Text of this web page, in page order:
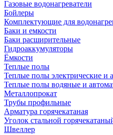
Газовые водонагреватели
Бойлеры
Комплектующие для
Баки и емкости
Баки расширительные
Гидроаккумуляторы
Ёмкости
Теплые полы
Теплые полы электрические и
Теплые полы водяные и
Металлопрокат
Трубы профильные
Арматура горячекатаная
Уголок стальной
Швеллер